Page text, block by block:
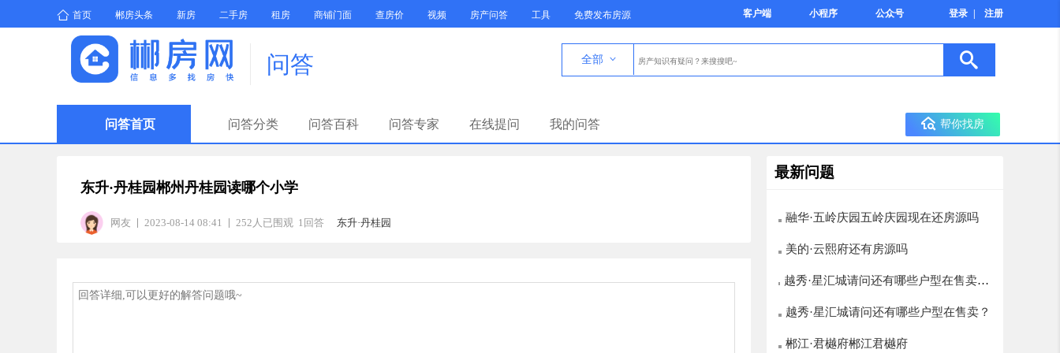
首页 郴房头条 新房 二手房 租房 商铺门面 查房价 视频 房产问答 工具 免费发布房源 客户端 小程序 公众号 登录 注册
问答 全部 
问答首页 问答分类 问答百科 问答专家 在线提问 我的问答 帮你找房
东升·丹桂园郴州丹桂园读哪个小学
网友 2023-08-14 08:41 252人已围观 1回答 东升·丹桂园
最新问题
融华·五岭庆园五岭庆园现在还房源吗
美的·云熙府还有房源吗
越秀·星汇城请问还有哪些户型在售卖？
楼层选择有哪些，12层以上的有哪些
越秀·星汇城请问还有哪些户型在售卖？
郴江·君樾府郴江君樾府